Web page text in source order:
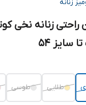
زنانه
راحتی زنانه نخی
سایز 54
طلایی طوسی